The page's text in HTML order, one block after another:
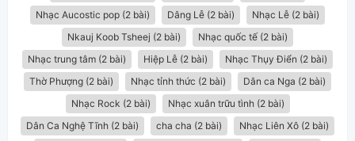
Nhạc Aucostic pop (2 bài)
Dâng Lễ (2 bài)
Nhạc Lễ (2 bài)
Nkauj Koob Tsheej (2 bài)
Nhạc quốc tế (2 bài)
Nhạc trung tâm (2 bài)
Hiệp Lễ (2 bài)
Nhạc Thụy Điển (2 bài)
Thờ Phượng (2 bài)
Nhạc tỉnh thức (2 bài)
Dân ca Nga (2 bài)
Nhạc Rock (2 bài)
Nhạc xuân trữu tình (2 bài)
Dân Ca Nghệ Tĩnh (2 bài)
cha cha (2 bài)
Nhạc Liên Xô (2 bài)